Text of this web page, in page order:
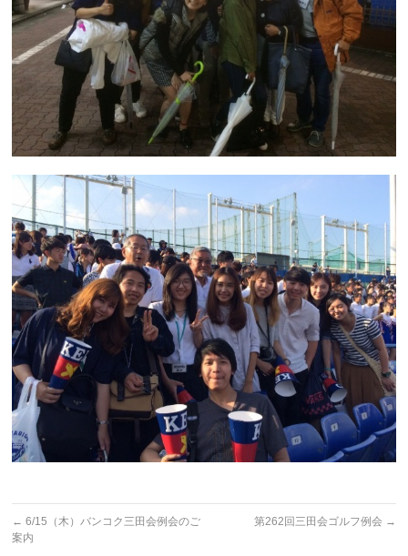
← 6/15（木）バンコク三田会例会のご
案内
第262回三田会ゴルフ例会 →